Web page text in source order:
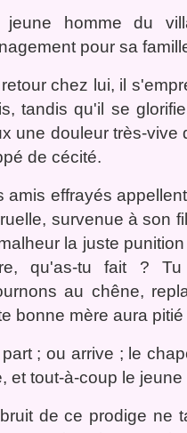
jeune homme du
pour sa
chez lui, il
tandis qu'il se
une douleur très-vive
de cécité.
amis effrayés
survenue à son
la juste
qu'as-tu fait ? Tu
au chêne,
bonne mère aura
; ou arrive ; le
et tout-à-coup le
de ce prodige ne